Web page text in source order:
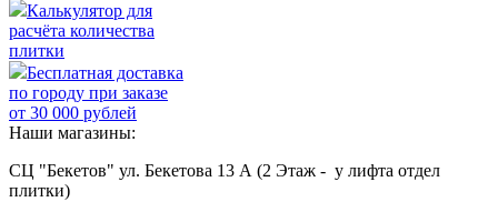
Калькулятор для
расчёта количества
плитки
Бесплатная доставка
по городу при заказе
от 30 000 рублей
Наши магазины:
СЦ "Бекетов" ул. Бекетова 13 А (2 Этаж - у лифта отдел
плитки)